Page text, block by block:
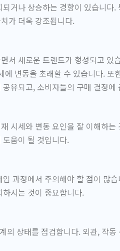
거나 상승하는 경향이 있습니다.
가 더욱 강조됩니다.
서 새로운 트렌드가 형성되고 있
변동을 초래할 수 있습니다. 또
유되고, 소비자들의 구매 결정에
시세와 변동 요인을 잘 이해하는
움이 될 것입니다.
과정에서 주의해야 할 점이 많
시는 것이 중요합니다.
의 상태를 점검합니다. 외관, 작